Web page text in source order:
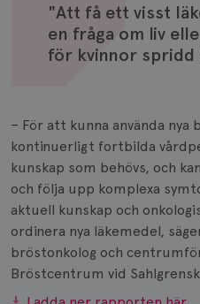
"Att få ett visst
en fråga om liv
för kvinnor
– För att kunna använda nya
kontinuerligt fortbilda
kunskap som behövs, och
och följa upp komplexa
aktuell kunskap och
ordinera nya läkemedel,
bröstonkolog och
Bröstcentrum vid